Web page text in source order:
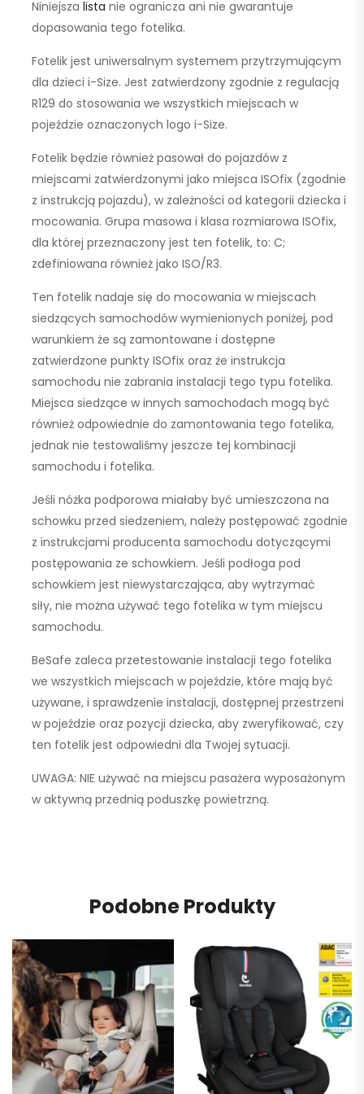
Niniejsza lista nie ogranicza ani nie gwarantuje
dopasowania tego fotelika.
Fotelik jest uniwersalnym systemem przytrzymującym
dla dzieci i-Size. Jest zatwierdzony zgodnie z regulacją
R129 do stosowania we wszystkich miejscach w
pojeździe oznaczonych logo i-Size.
Fotelik będzie również pasował do pojazdów z
miejscami zatwierdzonymi jako miejsca ISOfix (zgodnie
z instrukcją pojazdu), w zależności od kategorii dziecka i
mocowania. Grupa masowa i klasa rozmiarowa ISOfix,
dla której przeznaczony jest ten fotelik, to: C;
zdefiniowana również jako ISO/R3.
Ten fotelik nadaje się do mocowania w miejscach
siedzących samochodów wymienionych poniżej, pod
warunkiem że są zamontowane i dostępne
zatwierdzone punkty ISOfix oraz że instrukcja
samochodu nie zabrania instalacji tego typu fotelika.
Miejsca siedzące w innych samochodach mogą być
również odpowiednie do zamontowania tego fotelika,
jednak nie testowaliśmy jeszcze tej kombinacji
samochodu i fotelika.
Jeśli nóżka podporowa miałaby być umieszczona na
schowku przed siedzeniem, należy postępować zgodnie
z instrukcjami producenta samochodu dotyczącymi
postępowania ze schowkiem. Jeśli podłoga pod
schowkiem jest niewystarczająca, aby wytrzymać
siły, nie można używać tego fotelika w tym miejscu
samochodu.
BeSafe zaleca przetestowanie instalacji tego fotelika
we wszystkich miejscach w pojeździe, które mają być
używane, i sprawdzenie instalacji, dostępnej przestrzeni
w pojeździe oraz pozycji dziecka, aby zweryfikować, czy
ten fotelik jest odpowiedni dla Twojej sytuacji.
UWAGA: NIE używać na miejscu pasażera wyposażonym
w aktywną przednią poduszkę powietrzną.
Podobne Produkty